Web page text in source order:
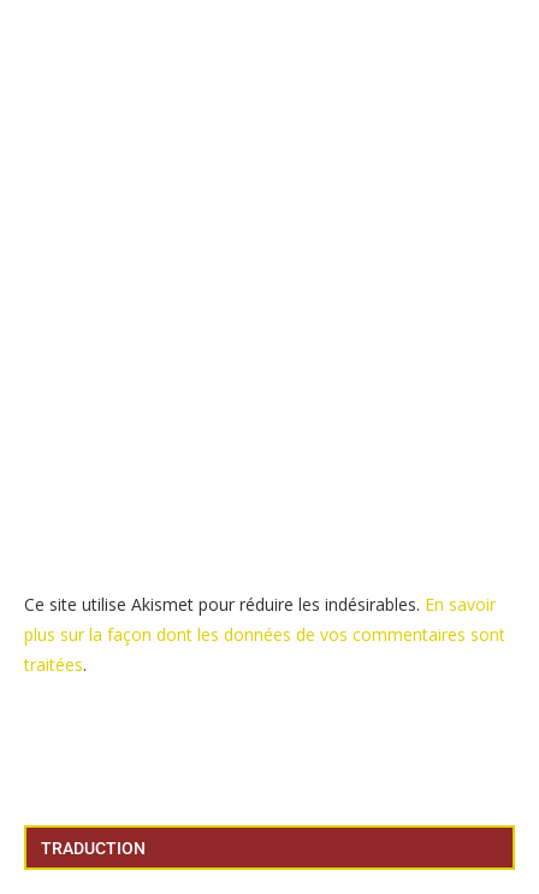
Ce site utilise Akismet pour réduire les indésirables. En savoir
plus sur la façon dont les données de vos commentaires sont
traitées.
TRADUCTION